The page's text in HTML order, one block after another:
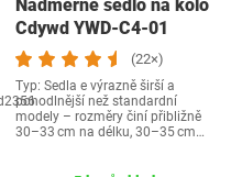
Nadměrné sedlo na kolo
Cdywd YWD-C4-01
(22×)
Typ: Sedla e výrazně širší a
pohodlnější než standardní
modely – rozměry činí přibližně
30–33 cm na délku, 30–35 cm…